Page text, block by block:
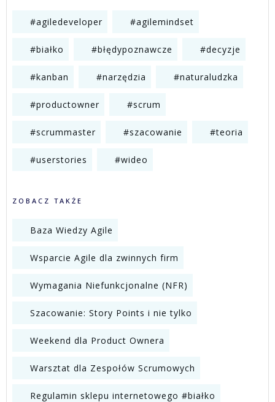
#agiledeveloper #agilemindset
#białko #błędypoznawcze #decyzje
#kanban #narzędzia #naturaludzka
#productowner #scrum
#scrummaster #szacowanie #teoria
#userstories #wideo
ZOBACZ TAKŻE
Baza Wiedzy Agile
Wsparcie Agile dla zwinnych firm
Wymagania Niefunkcjonalne (NFR)
Szacowanie: Story Points i nie tylko
Weekend dla Product Ownera
Warsztat dla Zespołów Scrumowych
Regulamin sklepu internetowego #białko